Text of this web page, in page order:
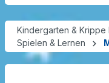
Kindergarten & Krippe
Spielen & Lernen